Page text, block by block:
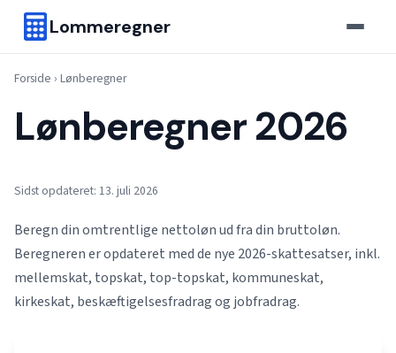
Lommeregner
Forside › Lønberegner
Lønberegner 2026
Sidst opdateret: 13. juli 2026
Beregn din omtrentlige nettoløn ud fra din bruttoløn.
Beregneren er opdateret med de nye 2026-skattesatser, inkl.
mellemskat, topskat, top-topskat, kommuneskat,
kirkeskat, beskæftigelsesfradrag og jobfradrag.